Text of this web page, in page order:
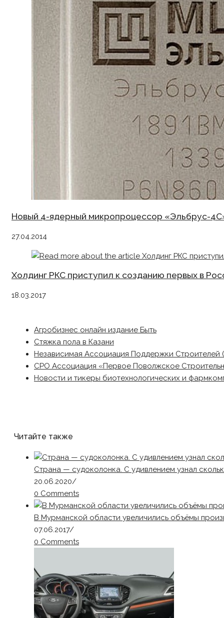
Новый 4-ядерный микропроцессор «Эльбрус-
27.04.2014
Холдинг РКС приступил к созданию первых в
18.03.2017
Агробизнес онлайн издание Быть
Стяжка пола в Казани
Независимая Ассоциация Поддержки Строителей
СРО Ассоциация «Первое Поволжское
Новости и тикеры биотехнологических и
Читайте также
Страна — судоколонка. С удивлением узнал
20.06.2020/
0 Comments
В Мурманской области увеличились объёмы
07.06.2017/
0 Comments